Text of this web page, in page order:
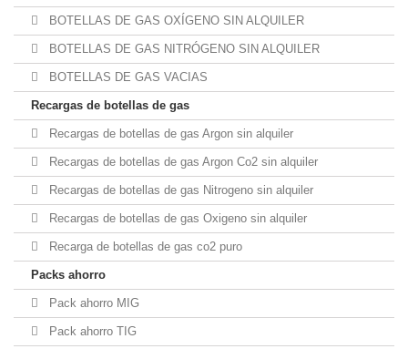
BOTELLAS DE GAS OXÍGENO SIN ALQUILER
BOTELLAS DE GAS NITRÓGENO SIN ALQUILER
BOTELLAS DE GAS VACIAS
Recargas de botellas de gas
Recargas de botellas de gas Argon sin alquiler
Recargas de botellas de gas Argon Co2 sin alquiler
Recargas de botellas de gas Nitrogeno sin alquiler
Recargas de botellas de gas Oxigeno sin alquiler
Recarga de botellas de gas co2 puro
Packs ahorro
Pack ahorro MIG
Pack ahorro TIG